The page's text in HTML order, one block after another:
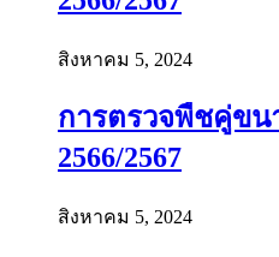
สิงหาคม 5, 2024
การตรวจพืชคู่ขน
2566/2567
สิงหาคม 5, 2024